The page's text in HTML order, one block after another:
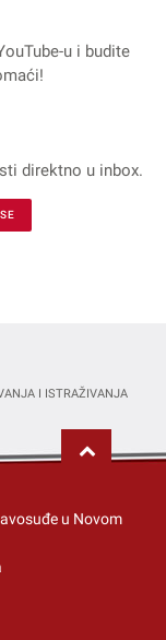
-u i budite
direktno u inbox.
I ISTRAŽIVANJA
u Novom